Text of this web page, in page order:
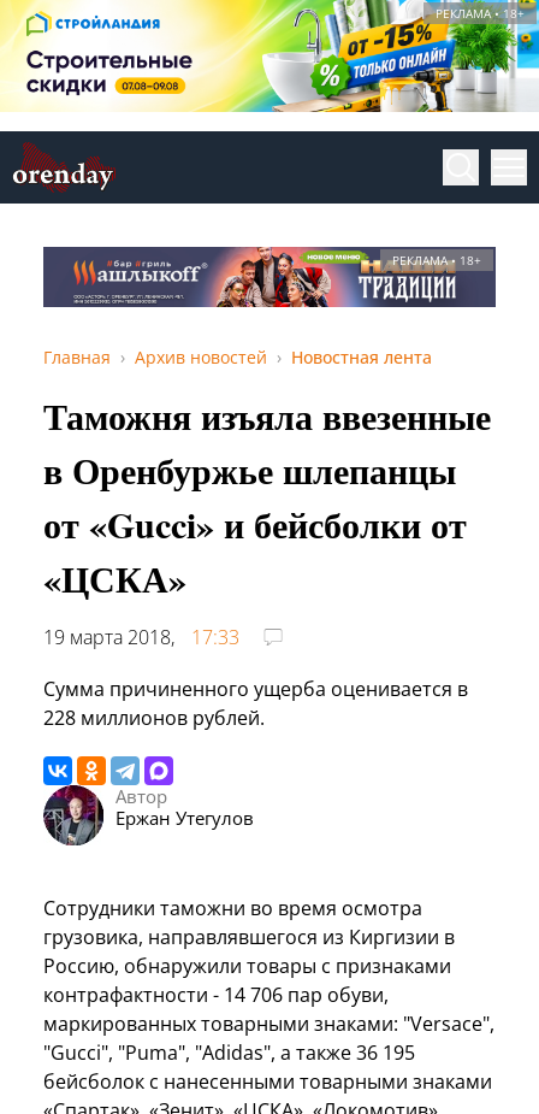
РЕКЛАМА • 18+
РЕКЛАМА • 18+
Главная Архив новостей Новостная лента
Таможня изъяла ввезенные
в Оренбуржье шлепанцы
от «Gucci» и бейсболки от
«ЦСКА»
19 марта 2018,
17:33
Сумма причиненного ущерба оценивается в
228 миллионов рублей.
Автор
Ержан Утегулов
Сотрудники таможни во время осмотра
грузовика, направлявшегося из Киргизии в
Россию, обнаружили товары с признаками
контрафактности - 14 706 пар обуви,
маркированных товарными знаками: "Versace",
"Gucci", "Puma", "Adidas", а также 36 195
бейсболок с нанесенными товарными знаками